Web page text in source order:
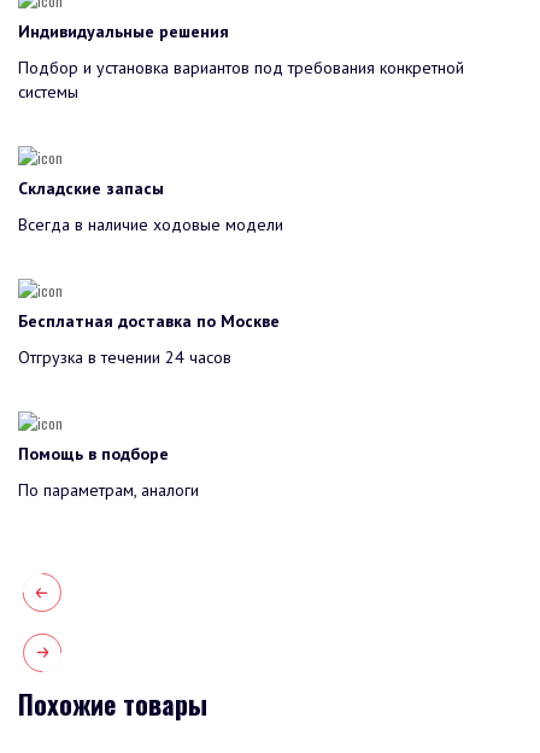
Индивидуальные решения
Подбор и установка вариантов под требования конкретной
системы
Складские запасы
Всегда в наличие ходовые модели
Бесплатная доставка по Москве
Отгрузка в течении 24 часов
Помощь в подборе
По параметрам, аналоги
Похожие товары